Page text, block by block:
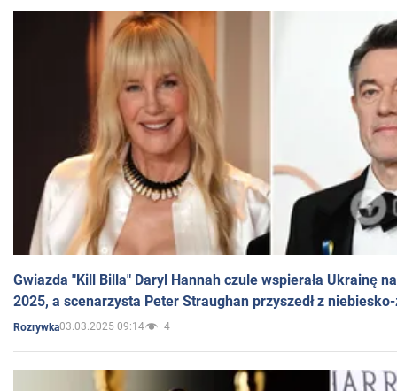
Gwiazda "Kill Billa" Daryl Hannah czule wspierała Ukrainę
2025, a scenarzysta Peter Straughan przyszedł z
Rozrywka03.03.2025 09:14 4